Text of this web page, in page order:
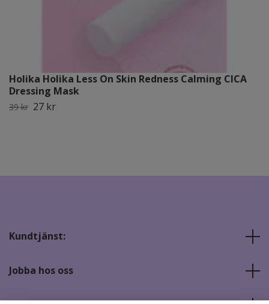
Holika Holika Less On Skin Redness Calming CICA
Dressing Mask
39 kr 27 kr
Kundtjänst:
Jobba hos oss